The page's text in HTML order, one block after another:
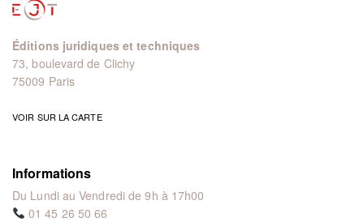
Éditions juridiques et techniques
73, boulevard de Clichy
75009 Paris
VOIR SUR LA CARTE
Informations
Du Lundi au Vendredi de 9h à 17h00
01 45 26 50 66